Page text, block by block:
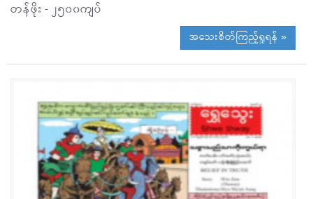
တန်ဖိုး - ၂၅၀၀ကျပ်
အသေးစိတ်ကြည့်ရှုရန် »